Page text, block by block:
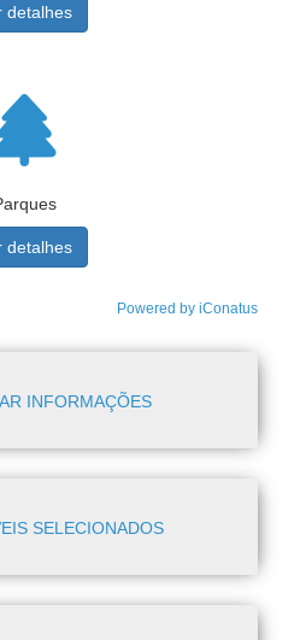
Ver detalhes
Ver detalhes
Powered by iConatus
INFORMAÇÕES
SELECIONADOS